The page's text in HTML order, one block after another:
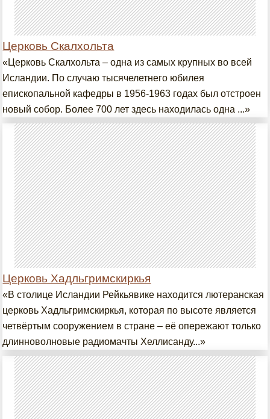
Церковь Скалхольта
«Церковь Скалхольта – одна из самых крупных во всей
Исландии. По случаю тысячелетнего юбилея
епископальной кафедры в 1956-1963 годах был отстроен
новый собор. Более 700 лет здесь находилась одна ...»
Церковь Хадльгримскиркья
«В столице Исландии Рейкьявике находится лютеранская
церковь Хадльгримскиркья, которая по высоте является
четвёртым сооружением в стране – её опережают только
длинноволновые радиомачты Хеллисанду...»